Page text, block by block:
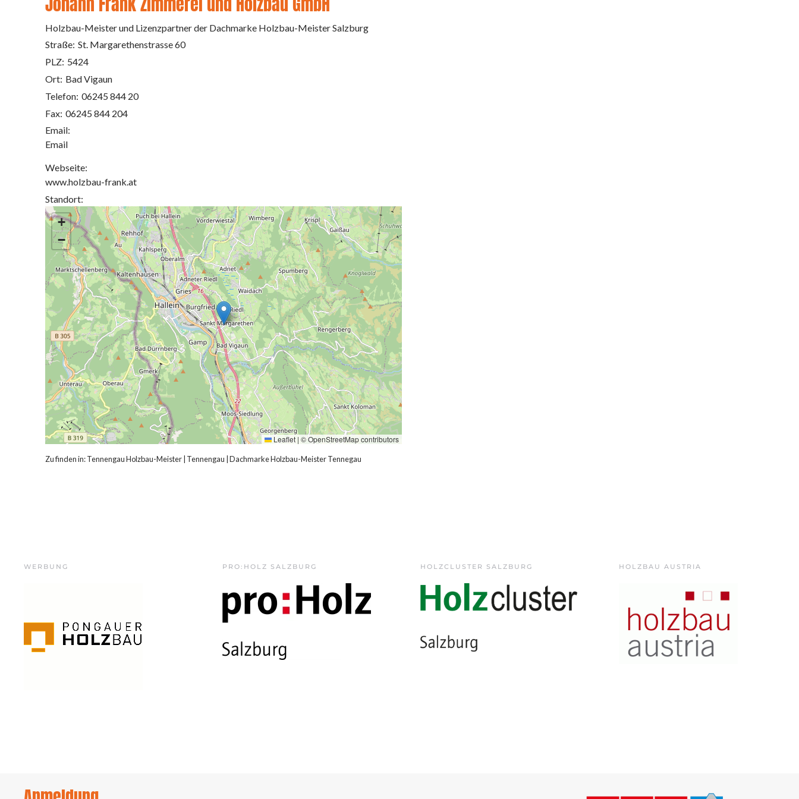
Holzbau-Meister und Lizenzpartner der Dachmarke Holzbau-Meister Salzburg
Straße: St. Margarethenstrasse 60
PLZ: 5424
Ort: Bad Vigaun
Telefon: 06245 844 20
Fax: 06245 844 204
Email:
Email
Webseite:
www.holzbau-frank.at
Standort:
+
−
Leaflet | ©OpenStreetMapcontributors
Zu finden in:Tennengau Holzbau-Meister Tennengau Dachmarke Holzbau-Meister Tennegau
WERBUNG PRO:HOLZ SALZBURG HOLZCLUSTER SALZBURG HOLZBAU AUSTRIA